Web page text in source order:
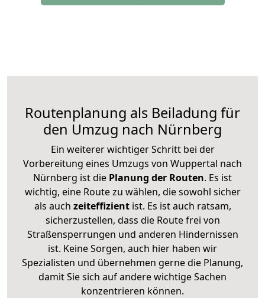
Routenplanung als Beiladung für
den Umzug nach Nürnberg
Ein weiterer wichtiger Schritt bei der
Vorbereitung eines Umzugs von Wuppertal nach
Nürnberg ist die Planung der Routen. Es ist
wichtig, eine Route zu wählen, die sowohl sicher
als auch zeiteffizientist. Es ist auch ratsam,
sicherzustellen, dass die Route frei von
Straßensperrungen und anderen Hindernissen
ist. Keine Sorgen, auch hier haben wir
Spezialisten und übernehmen gerne die Planung,
damit Sie sich auf andere wichtige Sachen
konzentrieren können.